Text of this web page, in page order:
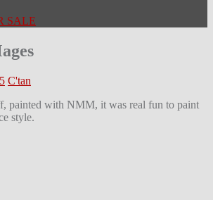
SALE
C'tan
painted with NMM, it was real fun to paint
style.